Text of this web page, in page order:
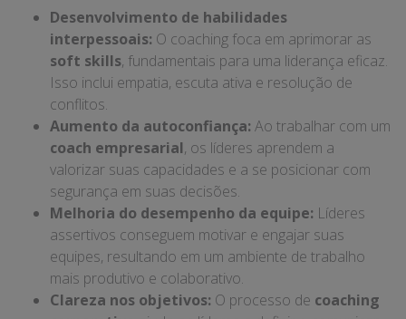
Desenvolvimento de habilidades
interpessoais: O coaching foca em aprimorar as
soft skills, fundamentais para uma liderança eficaz.
Isso inclui empatia, escuta ativa e resolução de
conflitos.
Aumento da autoconfiança: Ao trabalhar com um
coach empresarial, os líderes aprendem a
valorizar suas capacidades e a se posicionar com
segurança em suas decisões.
Melhoria do desempenho da equipe: Líderes
assertivos conseguem motivar e engajar suas
equipes, resultando em um ambiente de trabalho
mais produtivo e colaborativo.
Clareza nos objetivos: O processo de coaching